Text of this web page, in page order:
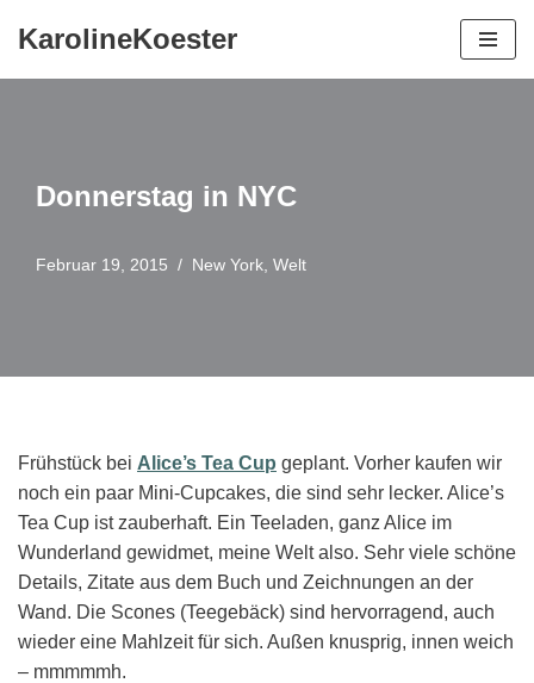
KarolineKoester
Donnerstag in NYC
Februar 19, 2015 New York Welt
Frühstück bei Alice’s Tea Cup geplant. Vorher kaufen wir
noch ein paar Mini-Cupcakes, die sind sehr lecker. Alice’s
Tea Cup ist zauberhaft. Ein Teeladen, ganz Alice im
Wunderland gewidmet, meine Welt also. Sehr viele schöne
Details, Zitate aus dem Buch und Zeichnungen an der
Wand. Die Scones (Teegebäck) sind hervorragend, auch
wieder eine Mahlzeit für sich. Außen knusprig, innen weich
– mmmmmh.